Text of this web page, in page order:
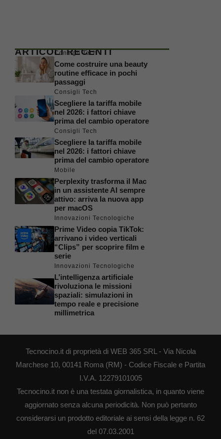
ARTICOLI RECENTI
Consigli Tech
Come costruire una beauty
routine efficace in pochi
passaggi
Consigli Tech
Scegliere la tariffa mobile
nel 2026: i fattori chiave
prima del cambio operatore
Consigli Tech
Scegliere la tariffa mobile
nel 2026: i fattori chiave
prima del cambio operatore
Mobile
Perplexity trasforma il Mac
in un assistente AI sempre
attivo: arriva la nuova app
per macOS
Innovazioni Tecnologiche
Prime Video copia TikTok:
arrivano i video verticali
“Clips” per scoprire film e
serie
Innovazioni Tecnologiche
L’intelligenza artificiale
rivoluziona le missioni
spaziali: simulazioni in
tempo reale e precisione
millimetrica
Tecnocino.it di proprietà di WEB 365 SRL - Via Nicola
Marchese 10, 00141 Roma (RM) - Codice Fiscale e Partita
I.V.A. 12279101005
Tecnocino.it non è una testata giornalistica, in quanto viene
aggiornato senza alcuna periodicità. Non può pertanto
considerarsi un prodotto editoriale ai sensi della legge n. 62
del 07.03.2001